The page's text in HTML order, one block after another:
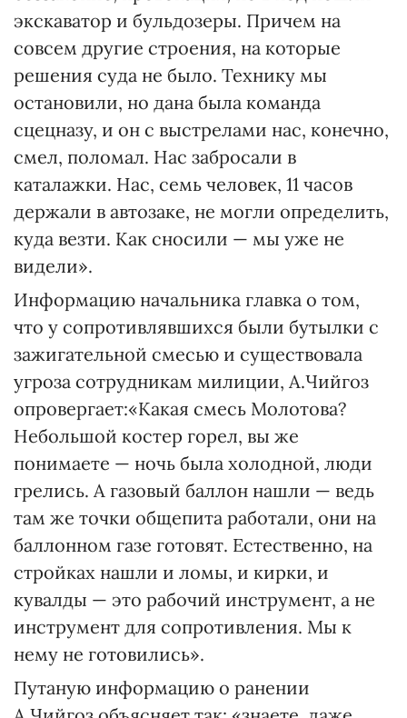
экскаватор и бульдозеры. Причем на
совсем другие строения, на которые
решения суда не было. Технику мы
остановили, но дана была команда
сцецназу, и он с выстрелами нас, конечно,
смел, поломал. Нас забросали в
каталажки. Нас, семь человек, 11 часов
держали в автозаке, не могли определить,
куда везти. Как сносили — мы уже не
видели».
Информацию начальника главка о том,
что у сопротивлявшихся были бутылки с
зажигательной смесью и существовала
угроза сотрудникам милиции, А.Чийгоз
опровергает:«Какая смесь Молотова?
Небольшой костер горел, вы же
понимаете — ночь была холодной, люди
грелись. А газовый баллон нашли — ведь
там же точки общепита работали, они на
баллонном газе готовят. Естественно, на
стройках нашли и ломы, и кирки, и
кувалды — это рабочий инструмент, а не
инструмент для сопротивления. Мы к
нему не готовились».
Путаную информацию о ранении